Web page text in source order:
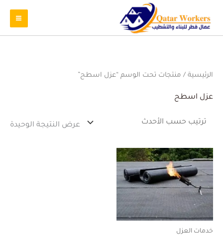
الرئيسية / منتجات تحت الوسم “عزل اسطح”
عزل اسطح
عرض النتيجة الوحيدة
خدمات العزل